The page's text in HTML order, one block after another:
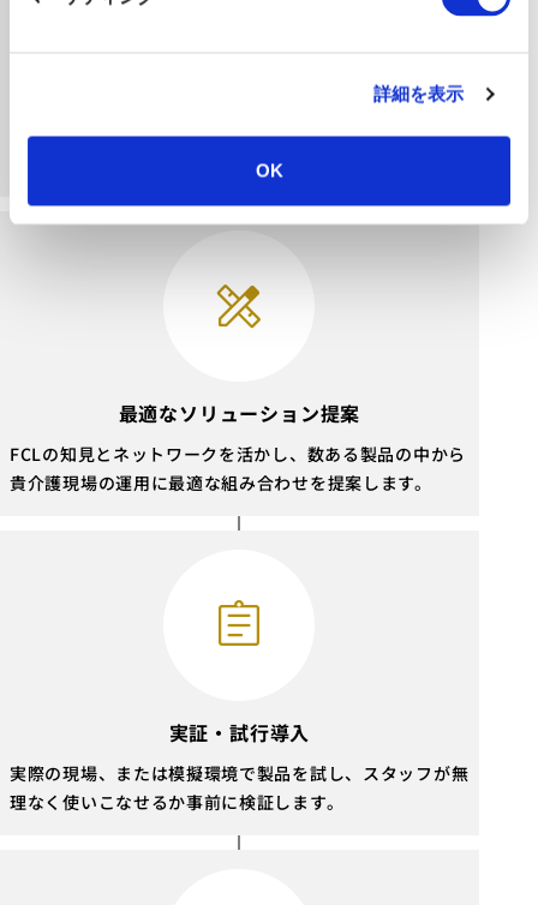
詳細を表示
OK
研究員がお悩みを伺い、現場の状況に合わせて解決すべき
最適なソリューション提案
FCLの知見とネットワークを活かし、数ある製品の中から
貴介護現場の運用に最適な組み合わせを提案します。
実証・試行導入
実際の現場、または模擬環境で製品を試し、スタッフが無
理なく使いこなせるか事前に検証します。